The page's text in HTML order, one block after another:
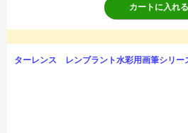
カートに入れる
ターレンス レンブラント水彩用画筆シリー